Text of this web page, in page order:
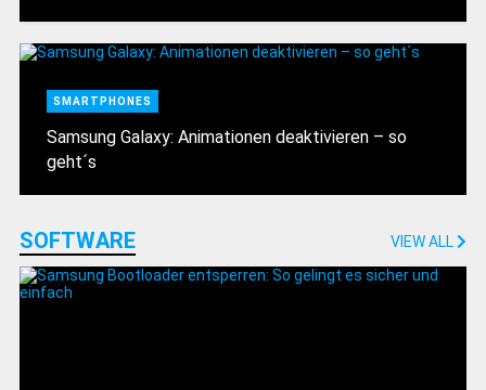
SMARTPHONES
Samsung Galaxy: Animationen deaktivieren – so
geht´s
SOFTWARE VIEW ALL